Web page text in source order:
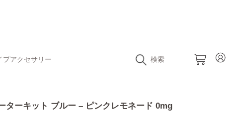
プアクセサリー 検索
ターキット ブルー – ピンクレモネード 0mg